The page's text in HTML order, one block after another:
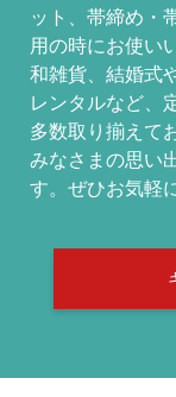
ット、帯締め・
用の時にお使い
和雑貨、結婚式
レンタルなど、
多数取り揃えて
みなさまの思い
す。ぜひお気軽